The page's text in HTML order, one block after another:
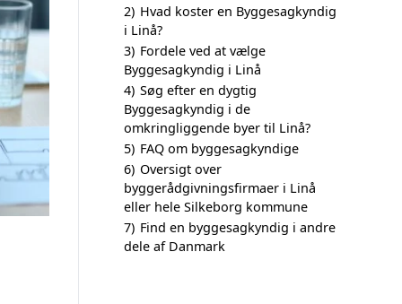
2) Hvad koster en Byggesagkyndig
i Linå?
3) Fordele ved at vælge
Byggesagkyndig i Linå
4) Søg efter en dygtig
Byggesagkyndig i de
omkringliggende byer til Linå?
5) FAQ om byggesagkyndige
6) Oversigt over
byggerådgivningsfirmaer i Linå
eller hele Silkeborg kommune
7) Find en byggesagkyndig i andre
dele af Danmark